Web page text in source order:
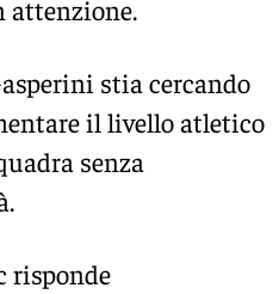
attenzione.
stia cercando
il livello atletico
senza
risponde